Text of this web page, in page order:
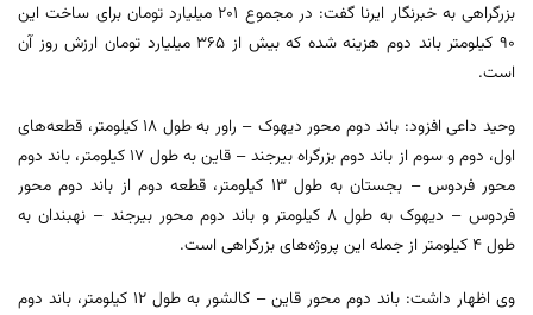
بزرگراهی به خبرنگار ایرنا گفت: در مجموع ۲۰۱ میلیارد تومان برای ساخت این
۹۰ کیلومتر باند دوم هزینه شده که بیش از ۳۶۵ میلیارد تومان ارزش روز آن
است.
وحید داعی افزود: باند دوم محور دیهوک – راور به طول ۱۸ کیلومتر، قطعه‌های
اول، دوم و سوم از باند دوم بزرگراه بیرجند – قاین به طول ۱۷ کیلومتر، باند دوم
محور فردوس – بجستان به طول ۱۳ کیلومتر، قطعه دوم از باند دوم محور
فردوس – دیهوک به طول ۸ کیلومتر و باند دوم محور بیرجند – نهبندان به
طول ۴ کیلومتر از جمله این پروژه‌های بزرگراهی است.
وی اظهار داشت: باند دوم محور قاین – کالشور به طول ۱۲ کیلومتر، باند دوم